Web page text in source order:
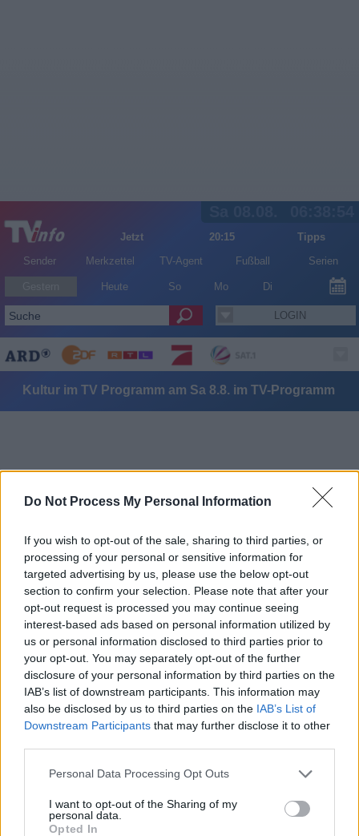
Do Not Process My Personal Information
If you wish to opt-out of the sale, sharing to third parties, or
processing of your personal or sensitive information for
targeted advertising by us, please use the below opt-out
section to confirm your selection. Please note that after your
opt-out request is processed you may continue seeing
interest-based ads based on personal information utilized by
us or personal information disclosed to third parties prior to
your opt-out. You may separately opt-out of the further
disclosure of your personal information by third parties on the
IAB’s list of downstream participants. This information may
also be disclosed by us to third parties on the IAB’s List of
Downstream Participants that may further disclose it to other
Personal Data Processing Opt Outs
I want to opt-out of the Sharing of my
personal data.
Opted In
Jetzt 20:15
Tipps
Sender
Merkzettel TV-Agent Fußball Serien
Heute So Mo Di
LOGIN
Alle Sender
Kultur im TV Programm am Sa 8.8. im TV-Programm